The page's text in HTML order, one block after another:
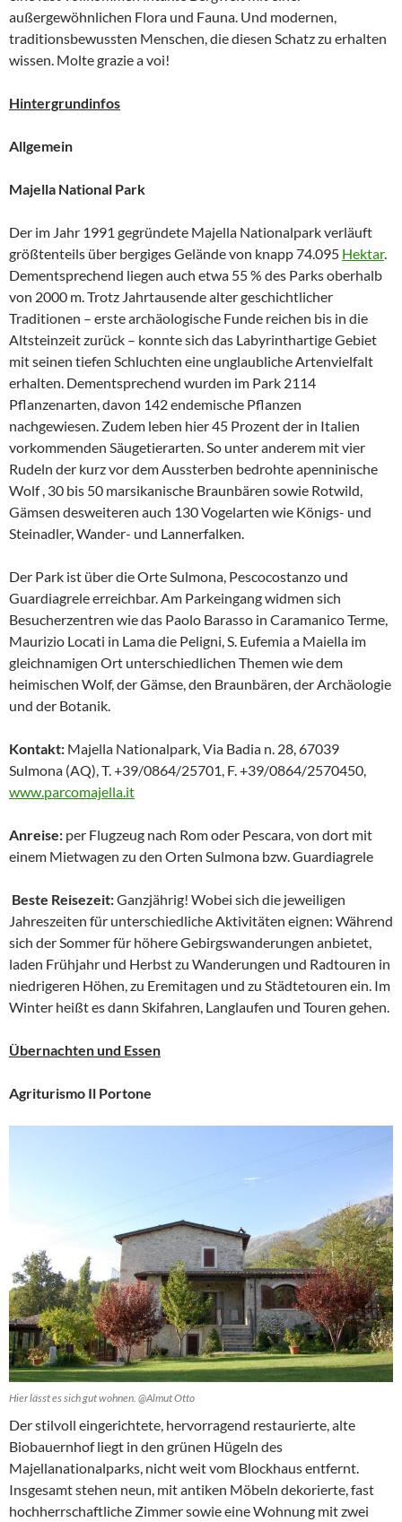
außergewöhnlichen Flora und Fauna. Und modernen,
traditionsbewussten Menschen, die diesen Schatz zu erhalten
wissen. Molte grazie a voi!
Hintergrundinfos
Allgemein
Majella National Park
Der im Jahr 1991 gegründete Majella Nationalpark verläuft
größtenteils über bergiges Gelände von knapp 74.095 Hektar.
Dementsprechend liegen auch etwa 55 % des Parks oberhalb
von 2000 m. Trotz Jahrtausende alter geschichtlicher
Traditionen – erste archäologische Funde reichen bis in die
Altsteinzeit zurück – konnte sich das Labyrinthartige Gebiet
mit seinen tiefen Schluchten eine unglaubliche Artenvielfalt
erhalten. Dementsprechend wurden im Park 2114
Pflanzenarten, davon 142 endemische Pflanzen
nachgewiesen. Zudem leben hier 45 Prozent der in Italien
vorkommenden Säugetierarten. So unter anderem mit vier
Rudeln der kurz vor dem Aussterben bedrohte apenninische
Wolf , 30 bis 50 marsikanische Braunbären sowie Rotwild,
Gämsen desweiteren auch 130 Vogelarten wie Königs- und
Steinadler, Wander- und Lannerfalken.
Der Park ist über die Orte Sulmona, Pescocostanzo und
Guardiagrele erreichbar. Am Parkeingang widmen sich
Besucherzentren wie das Paolo Barasso in Caramanico Terme,
Maurizio Locati in Lama die Peligni, S. Eufemia a Maiella im
gleichnamigen Ort unterschiedlichen Themen wie dem
heimischen Wolf, der Gämse, den Braunbären, der Archäologie
und der Botanik.
Kontakt: Majella Nationalpark, Via Badia n. 28, 67039
Sulmona (AQ), T. +39/0864/25701, F. +39/0864/2570450,
www.parcomajella.it
Anreise: per Flugzeug nach Rom oder Pescara, von dort mit
einem Mietwagen zu den Orten Sulmona bzw. Guardiagrele
Beste Reisezeit:Ganzjährig! Wobei sich die jeweiligen
Jahreszeiten für unterschiedliche Aktivitäten eignen: Während
sich der Sommer für höhere Gebirgswanderungen anbietet,
laden Frühjahr und Herbst zu Wanderungen und Radtouren in
niedrigeren Höhen, zu Eremitagen und zu Städtetouren ein. Im
Winter heißt es dann Skifahren, Langlaufen und Touren gehen.
Übernachten und Essen
Agriturismo Il Portone
Hier lässt es sich gut wohnen. @Almut Otto
Der stilvoll eingerichtete, hervorragend restaurierte, alte
Biobauernhof liegt in den grünen Hügeln des
Majellanationalparks, nicht weit vom Blockhaus entfernt.
Insgesamt stehen neun, mit antiken Möbeln dekorierte, fast
hochherrschaftliche Zimmer sowie eine Wohnung mit zwei